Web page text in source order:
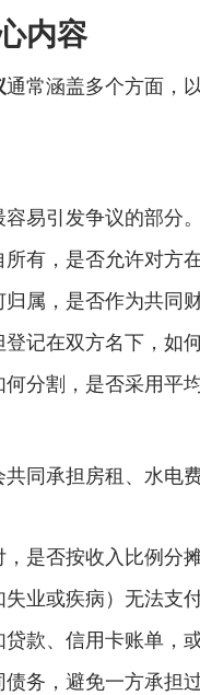
内容
通常涵盖多个方面，
易引发争议的部分
有，是否允许对方
属，是否作为共同
记在双方名下，如
分割，是否采用平
同承担房租、水电
是否按收入比例分
业或疾病）无法支
款、信用卡账单，
务，避免一方承担过